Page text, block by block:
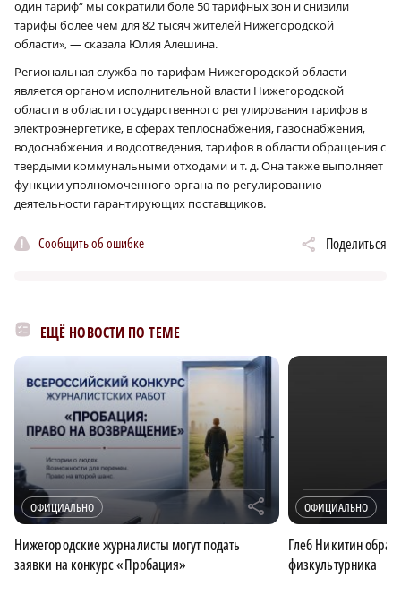
один тариф“ мы сократили боле 50 тарифных зон и снизили
тарифы более чем для 82 тысяч жителей Нижегородской
области», — сказала Юлия Алешина.
Региональная служба по тарифам Нижегородской области
является органом исполнительной власти Нижегородской
области в области государственного регулирования тарифов в
электроэнергетике, в сферах теплоснабжения, газоснабжения,
водоснабжения и водоотведения, тарифов в области обращения с
твердыми коммунальными отходами и т. д. Она также выполняет
функции уполномоченного органа по регулированию
деятельности гарантирующих поставщиков.
Сообщить об ошибке Поделиться
ЕЩЁ НОВОСТИ ПО ТЕМЕ
ОФИЦИАЛЬНО r
Нижегородские журналисты могут подать
заявки на конкурс «Пробация»
ОФИЦИАЛЬНО
Глеб Никитин
физкультурника